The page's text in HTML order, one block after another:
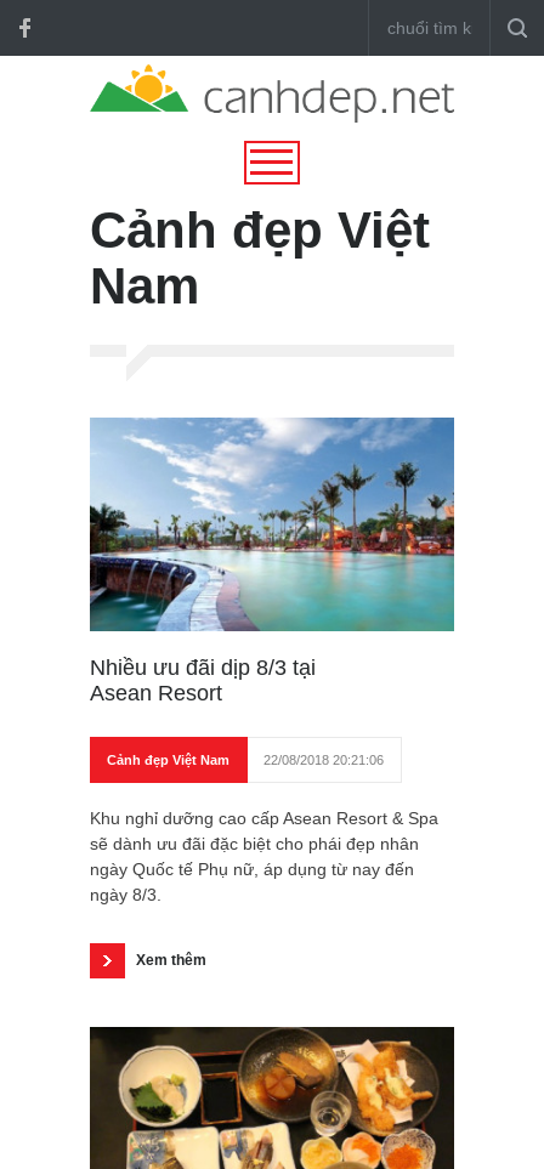
Cảnh đẹp Việt
Nam
Nhiều ưu đãi dịp 8/3 tại
Asean Resort
Cảnh đẹp Việt Nam 22/08/2018 20:21:06
Khu nghỉ dưỡng cao cấp Asean Resort & Spa
sẽ dành ưu đãi đặc biệt cho phái đẹp nhân
ngày Quốc tế Phụ nữ, áp dụng từ nay đến
ngày 8/3.
Xem thêm